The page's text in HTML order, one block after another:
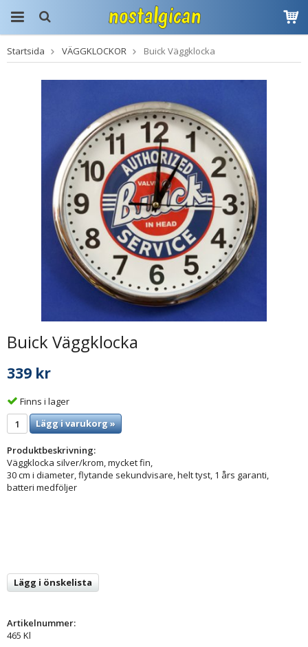
Produkten har blivit
tillagd i varukorgen
Startsida VÄGGKLOCKOR Buick Väggklocka
Buick Väggklocka
339 kr
Finns i lager
Lägg i varukorg »
Produktbeskrivning:
Väggklocka silver/krom, mycket fin,
30 cm i diameter, flytande sekundvisare, helt tyst, 1 års garanti,
batteri medföljer
Lägg i önskelista
Artikelnummer:
465 Kl